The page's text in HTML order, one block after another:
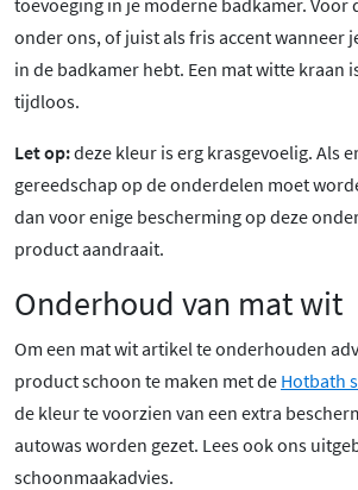
onder ons, of juist als fris accent wanneer
in de badkamer hebt. Een mat witte kraan
tijdloos.
Let op:deze kleur is erg krasgevoelig. Als
gereedschap op de onderdelen moet
dan voor enige bescherming op deze
product aandraait.
Onderhoud van mat wit
Om een mat wit artikel te onderhouden
product schoon te maken met de Hotbath
de kleur te voorzien van een extra
autowas worden gezet. Lees ook ons
schoonmaakadvies.